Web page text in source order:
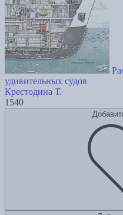
удивительных судов
Крестодина Т.
1540